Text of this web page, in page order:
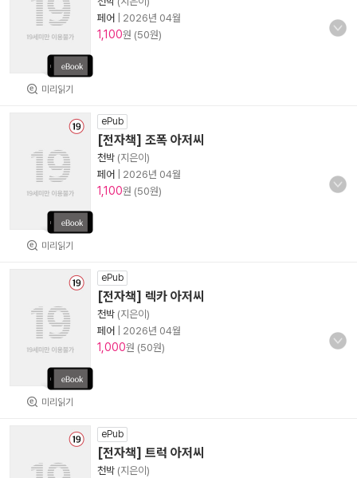
미리읽기
페어
2026년 04월
1,100원 (50원)
미리읽기
ePub
[전자책] 조폭 아저씨
천박 (지은이)
페어
2026년 04월
1,100원 (50원)
미리읽기
ePub
[전자책] 렉카 아저씨
천박 (지은이)
페어
2026년 04월
1,000원 (50원)
ePub
[전자책] 트럭 아저씨
천박 (지은이)